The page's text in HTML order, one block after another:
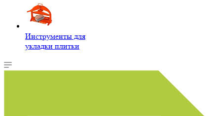
Инструменты для
укладки плитки